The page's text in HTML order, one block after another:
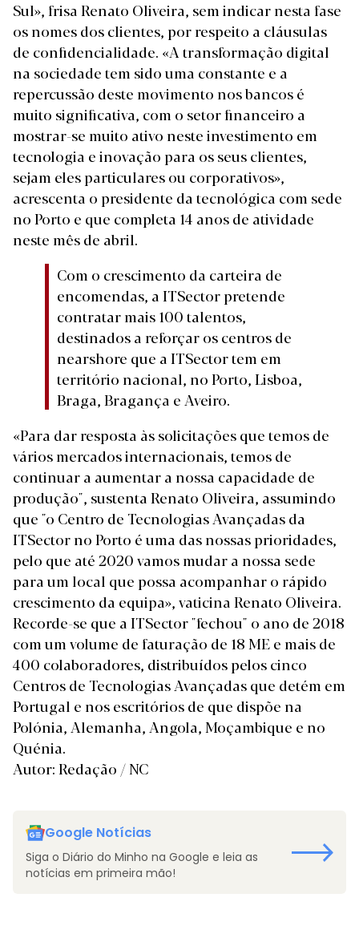
Sul», frisa Renato Oliveira, sem indicar nesta fase
os nomes dos clientes, por respeito a cláusulas
de confidencialidade. «A transformação digital
na sociedade tem sido uma constante e a
repercussão deste movimento nos bancos é
muito significativa, com o setor financeiro a
mostrar-se muito ativo neste investimento em
tecnologia e inovação para os seus clientes,
sejam eles particulares ou corporativos»,
acrescenta o presidente da tecnológica com sede
no Porto e que completa 14 anos de atividade
neste mês de abril.
Com o crescimento da carteira de
encomendas, a ITSector pretende
contratar mais 100 talentos,
destinados a reforçar os centros de
nearshore que a ITSector tem em
território nacional, no Porto, Lisboa,
Braga, Bragança e Aveiro.
«Para dar resposta às solicitações que temos de
vários mercados internacionais, temos de
continuar a aumentar a nossa capacidade de
produção", sustenta Renato Oliveira, assumindo
que "o Centro de Tecnologias Avançadas da
ITSector no Porto é uma das nossas prioridades,
pelo que até 2020 vamos mudar a nossa sede
para um local que possa acompanhar o rápido
crescimento da equipa», vaticina Renato Oliveira.
Recorde-se que a ITSector "fechou" o ano de 2018
com um volume de faturação de 18 ME e mais de
400 colaboradores, distribuídos pelos cinco
Centros de Tecnologias Avançadas que detém em
Portugal e nos escritórios de que dispõe na
Polónia, Alemanha, Angola, Moçambique e no
Quénia.
Autor: Redação / NC
Google Notícias
Siga o Diário do Minho na Google e leia as
notícias em primeira mão!